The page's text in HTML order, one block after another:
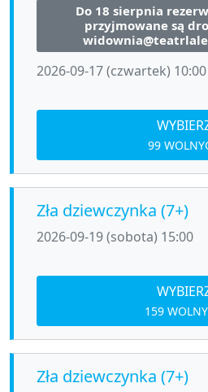
Do 18 sierpnia
przyjmowane są
2026-09-17 (czwartek) 10:00
99
Zła dziewczynka (7+)
2026-09-19 (sobota) 15:00
159
Zła dziewczynka (7+)